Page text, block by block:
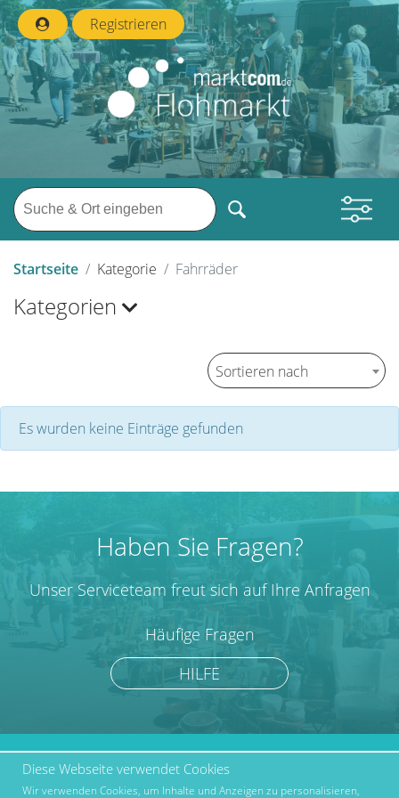
Registrieren
Startseite Kategorie Fahrräder
Kategorien
Sortieren nach
Es wurden keine Einträge gefunden
Haben Sie Fragen?
Unser Serviceteam freut sich auf Ihre Anfragen
Häufige Fragen
HILFE
marktcom.de Deutschland
GmbH © 2019
Werben bei Marktcom
Diese Webseite verwendet Cookies
Wir verwenden Cookies, um Inhalte und Anzeigen zu personalisieren,